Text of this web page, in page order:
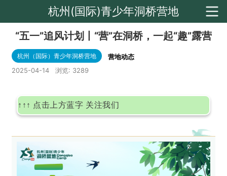
杭州(国际)青少年洞桥营地
“五一”追风计划丨“营”在洞桥，一起“趣”露营
杭州（国际）青少年洞桥营地
营地动态
2025-04-14
浏览: 3289
↑↑↑ 点击上方蓝字 关注我们